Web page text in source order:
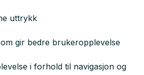
uttrykk
gir bedre brukeropplevelse
i forhold til navigasjon og